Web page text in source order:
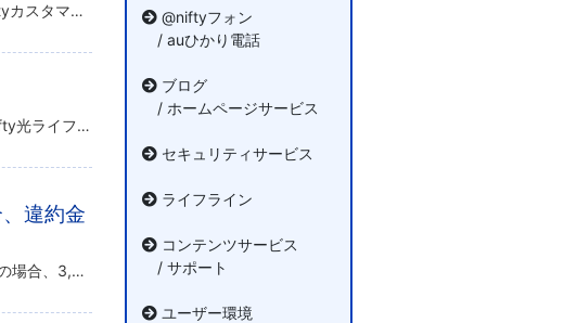
変更できます。 @nifty光をご利用のお客様 以下の窓口からお問い合わせください。 @niftyカスタマーサービスデスク @nifty光 with フレッツ / @nifty光ライフ with フレッツから@nifty […]
現在ご利用中の料金コースにより、変更方法が異なります。以下をご確認ください。 @nifty光ライフ with フレッツ / @nifty光 with フレッツから変更される場合 以下のページから申し込み方法をご確認くださ […]
違約金
@nifty光 with フレッツおよび@nifty光ライフ with フレッツから@nifty光へのお乗り換えの場合、3,300円（税込）の乗り換え手数料がかかります。 料金表示について ※上記料金のご請求額に1円未満 […]
@niftyフォン
/ auひかり電話
ブログ
/ ホームページサービス
セキュリティサービス
ライフライン
コンテンツサービス
/ サポート
ユーザー環境